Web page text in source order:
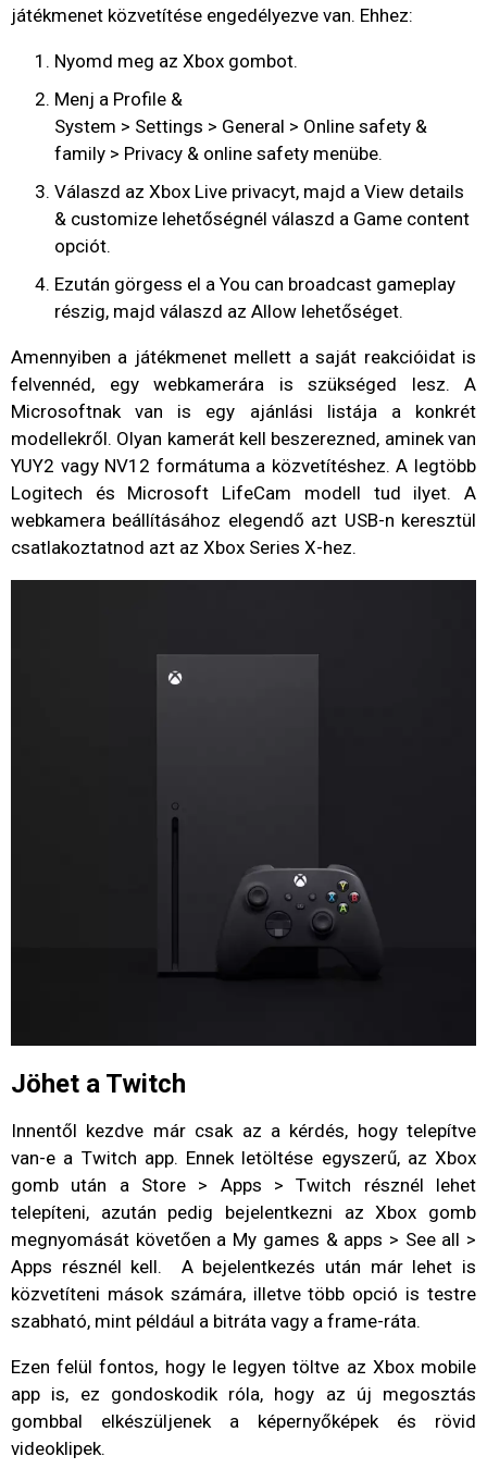
játékmenet közvetítése engedélyezve van. Ehhez:
Nyomd meg az Xbox gombot.
Menj a Profile &
System > Settings > General > Online safety &
family > Privacy & online safety menübe.
Válaszd az Xbox Live privacyt, majd a View details
& customize lehetőségnél válaszd a Game content
opciót.
Ezután görgess el a You can broadcast gameplay
részig, majd válaszd az Allow lehetőséget.
Amennyiben a játékmenet mellett a saját reakcióidat is
felvennéd, egy webkamerára is szükséged lesz. A
Microsoftnak van is egy ajánlási listája a konkrét
modellekről. Olyan kamerát kell beszerezned, aminek van
YUY2 vagy NV12 formátuma a közvetítéshez. A legtöbb
Logitech és Microsoft LifeCam modell tud ilyet. A
webkamera beállításához elegendő azt USB-n keresztül
csatlakoztatnod azt az Xbox Series X-hez.
Jöhet a Twitch
Innentől kezdve már csak az a kérdés, hogy telepítve
van-e a Twitch app. Ennek letöltése egyszerű, az Xbox
gomb után a Store > Apps > Twitch résznél lehet
telepíteni, azután pedig bejelentkezni az Xbox gomb
megnyomását követően a My games & apps > See all >
Apps résznél kell. A bejelentkezés után már lehet is
közvetíteni mások számára, illetve több opció is testre
szabható, mint például a bitráta vagy a frame-ráta.
Ezen felül fontos, hogy le legyen töltve az Xbox mobile
app is, ez gondoskodik róla, hogy az új megosztás
gombbal elkészüljenek a képernyőképek és rövid
videoklipek.